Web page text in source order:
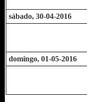
sábado, 30-04-2016
domingo, 01-05-2016